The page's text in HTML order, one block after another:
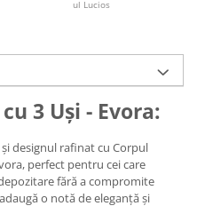
ul Lucios
3 Uși - Evora:
designul rafinat cu Corpul
perfect pentru cei care
fără a compromite
o notă de eleganță și